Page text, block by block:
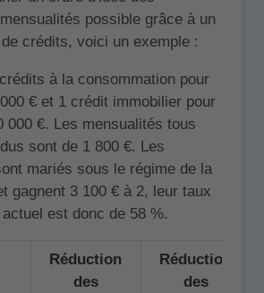
possible grâce à un
crédits, voici un exemple :
à la consommation pour
€ et 1 crédit immobilier pour
000 €. Les mensualités tous
sont de 1 800 €. Les
mariés sous le régime de la
gagnent 3 100 € à 2, leur taux
est donc de 58 %.
Réduction
des
Réduction
des